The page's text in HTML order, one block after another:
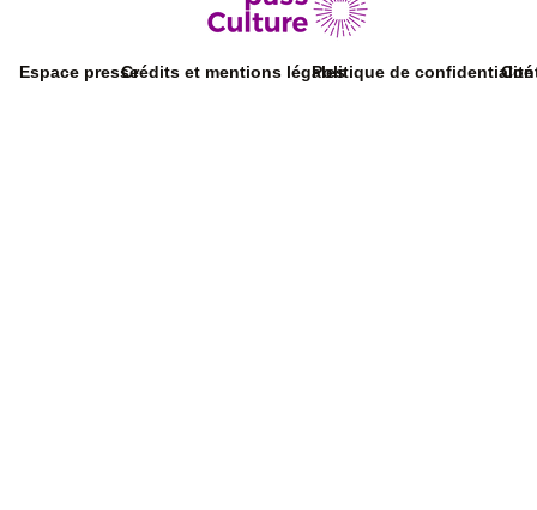
Espace presseCrédits et mentions légalesPolitique de confidentialité